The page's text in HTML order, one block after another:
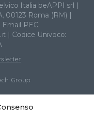
Italia beAPPI srl |
00123 Roma (RM) |
Email PEC:
| Codice Univoco:
Group